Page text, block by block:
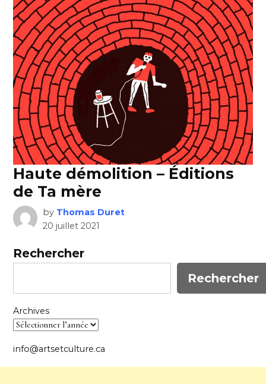
Haute démolition – Éditions
de Ta mère
by Thomas Duret
20 juillet 2021
Rechercher
Rechercher
Archives
info@artsetculture.ca